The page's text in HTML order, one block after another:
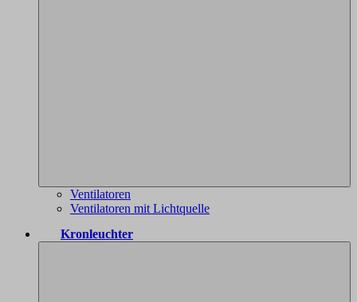
Ventilatoren
Ventilatoren mit Lichtquelle
Kronleuchter